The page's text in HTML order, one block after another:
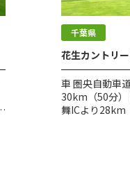
千葉県
花生カントリ
車 圏央自動車
30km（50分
舞ICより28km